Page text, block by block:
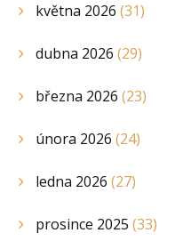
května 2026 (31)
dubna 2026 (29)
března 2026 (23)
února 2026 (24)
ledna 2026 (27)
prosince 2025 (33)